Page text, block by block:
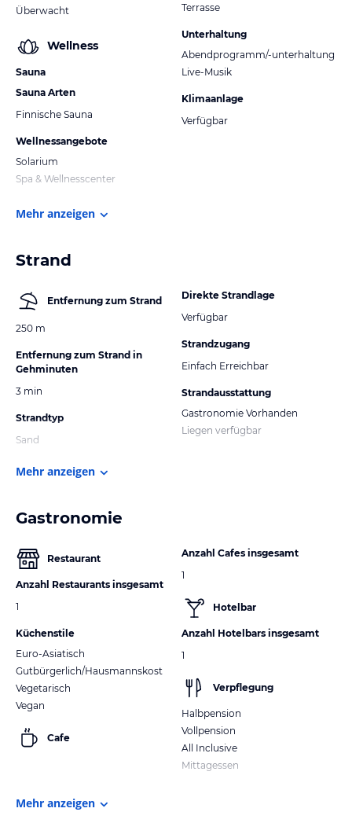
Überwacht
Wellness
Sauna
Sauna Arten
Finnische Sauna
Wellnessangebote
Solarium
Spa & Wellnesscenter
Terrasse
Unterhaltung
Abendprogramm/-unterhaltung
Live-Musik
Klimaanlage
Verfügbar
Mehr anzeigen
Strand
Entfernung zum Strand
250 m
Entfernung zum Strand in
Gehminuten
3 min
Strandtyp
Sand
Direkte Strandlage
Verfügbar
Strandzugang
Einfach Erreichbar
Strandausstattung
Gastronomie Vorhanden
Liegen verfügbar
Mehr anzeigen
Gastronomie
Restaurant
Anzahl Restaurants insgesamt
1
Küchenstile
Euro-Asiatisch
Gutbürgerlich/Hausmannskost
Vegetarisch
Vegan
Cafe
Anzahl Cafes insgesamt
1
Hotelbar
Anzahl Hotelbars insgesamt
1
Verpflegung
Halbpension
Vollpension
All Inclusive
Mittagessen
Mehr anzeigen